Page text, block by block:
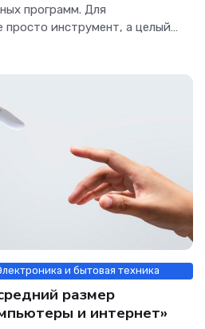
программ. Для
просто инструмент, а целый
и бытовая техника
размер
и интернет»